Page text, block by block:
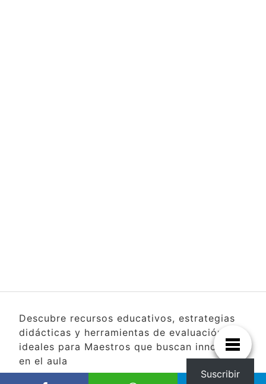
Descubre recursos educativos, estrategias
didácticas y herramientas de evaluación
ideales para Maestros que buscan innovar
en el aula
Suscribir